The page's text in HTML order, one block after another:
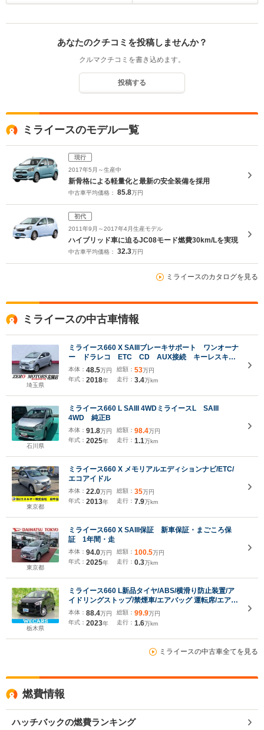
あなたのクチコミを投稿しませんか？
クルマクチコミを書き込めます。
投稿する
ミライースのモデル一覧
現行
2017年5月～生産中
新骨格による軽量化と最新の安全装備を採用
中古車平均価格： 85.8万円
初代
2011年9月～2017年4月生産モデル
ハイブリッド車に迫るJC08モード燃費30km/Lを実現
中古車平均価格： 32.3万円
ミライースのカタログを見る
ミライースの中古車情報
埼玉県
ミライース660 X SAIIIブレーキサポート ワンオーナ
ー ドラレコ ETC CD AUX接続 キーレスキ
ー LEDヘッドライト 電動格納ドアミラー ドアバ
イザー 横滑り防止装置 禁煙車 プライバシーガラ
ス 障害物センサー
本体： 48.5万円
年式： 2018年
総額： 53万円
走行： 3.4万km
石川県
ミライース660 L SAIII 4WDミライースL SAIII
4WD 純正B
本体： 91.8万円
年式： 2025年
総額： 98.4万円
走行： 1.1万km
東京都
ミライース660 X メモリアルエディションナビ/ETC/
エコアイドル
本体： 22.0万円
年式： 2013年
総額： 35万円
走行： 7.9万km
東京都
ミライース660 X SAIII保証 新車保証・まごころ保
証 1年間・走
本体： 94.0万円
年式： 2025年
総額： 100.5万円
走行： 0.3万km
栃木県
ミライース660 L新品タイヤ/ABS/横滑り防止装置/ア
イドリングストップ/禁煙車/エアバッグ 運転席/エアバ
ッグ 助手席/エアバッグ サイド/キーレス/パワーステ
アリング/オートライト/取扱説明書
本体： 88.4万円
年式： 2023年
総額： 99.9万円
走行： 1.6万km
ミライースの中古車全てを見る
燃費情報
ハッチバックの燃費ランキング